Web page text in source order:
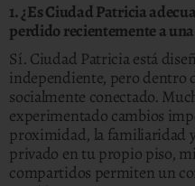
1. ¿Es Ciudad Patricia
perdido recientemente a
Sí. Ciudad Patricia está
independiente, pero dentro
socialmente conectado.
experimentado cambios
proximidad, la familiaridad
privado en tu propio piso,
compartidos permiten un